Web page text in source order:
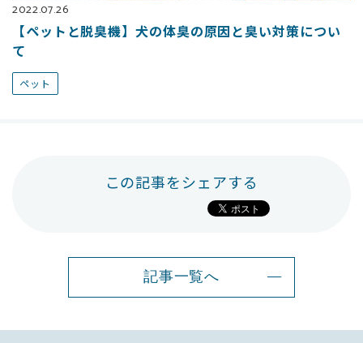
2022.07.26
【ペットと脱臭機】犬の体臭の原因と臭い対策につい
て
ペット
この記事をシェアする
記事一覧へ